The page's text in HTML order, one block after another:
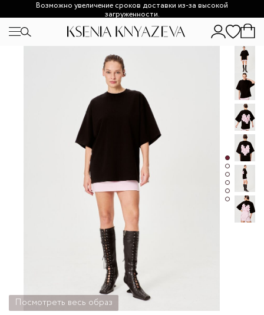
Возможно увеличение сроков доставки из-за высокой
загруженности.
Посмотреть весь образ